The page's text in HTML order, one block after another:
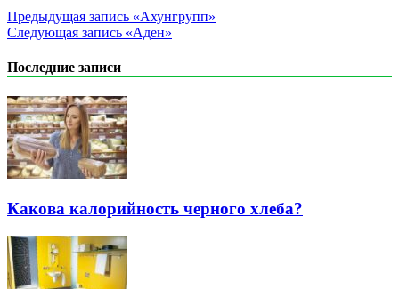
Предыдущая запись «Ахунгрупп»
Следующая запись «Аден»
Последние записи
Какова калорийность черного хлеба?